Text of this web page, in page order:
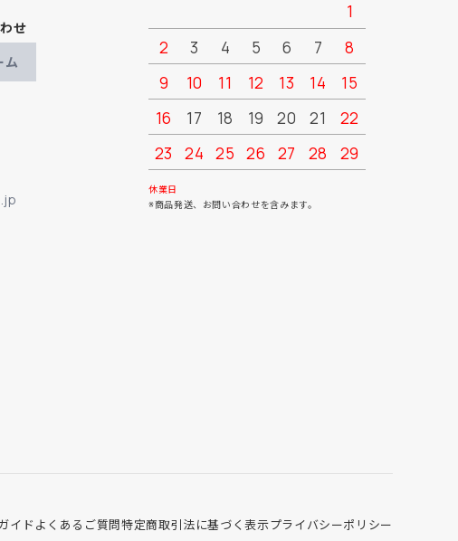
せ
ム
1
2
3 4 5 6 7
8
9
10 11 12 13 14
15
16
17 18 19 20 21
22
23
24 25 26 27 28
29
30
休業日
※商品発送、お問い合わせを含みます。
イド よくあるご質問特定商取引法に基づく表示プライバシーポリシー